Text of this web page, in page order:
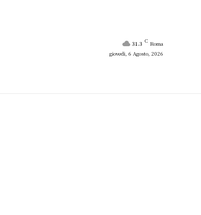
31.3 C Roma
giovedì, 6 Agosto, 2026